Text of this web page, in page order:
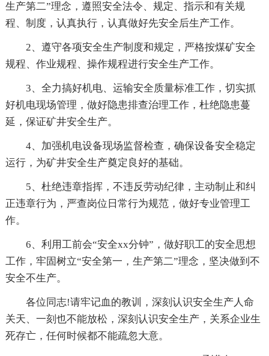
生产第二”理念，遵照安全法令、规定、指示和有关规
程、制度，认真执行，认真做好先安全后生产工作。
2、遵守各项安全生产制度和规定，严格按煤矿安全
规程、作业规程、操作规程进行安全生产工作。
3、全力搞好机电、运输安全质量标准工作，切实抓
好机电现场管理，做好隐患排查治理工作，杜绝隐患蔓
延，保证矿井安全生产。
4、加强机电设备现场监督检查，确保设备安全稳定
运行，为矿井安全生产奠定良好的基础。
5、杜绝违章指挥，不违反劳动纪律，主动制止和纠
正违章行为，严查岗位日常行为规范，做好专业管理工
作。
6、利用工前会“安全xx分钟”，做好职工的安全思想
工作，牢固树立“安全第一，生产第二”理念，坚决做到不
安全不生产。
各位同志!请牢记血的教训，深刻认识安全生产人命
关天、一刻也不能放松，深刻认识安全生产，关系企业生
死存亡，任何时候都不能疏忽大意。